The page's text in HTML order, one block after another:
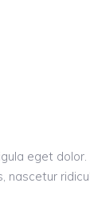
eget dolor.